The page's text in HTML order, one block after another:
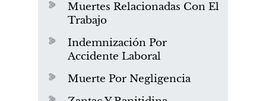
Muertes Relacionadas Con El
Trabajo
Indemnización Por
Accidente Laboral
Muerte Por Negligencia